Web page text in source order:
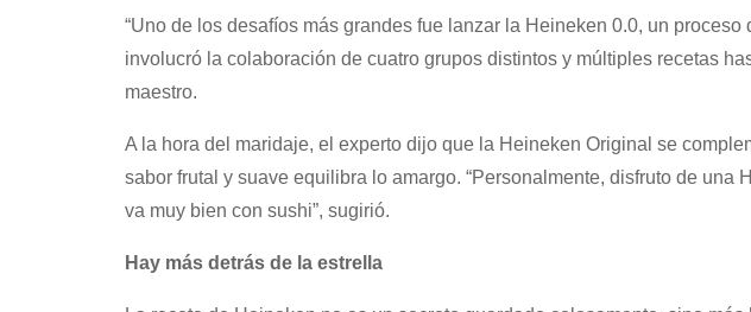
“Uno de los desafíos más grandes fue lanzar la Heineken 0.0, un
involucró la colaboración de cuatro grupos distintos y múltiples recetas
maestro.
A la hora del maridaje, el experto dijo que la Heineken Original se
sabor frutal y suave equilibra lo amargo. “Personalmente, disfruto de una
va muy bien con sushi”, sugirió.
Hay más detrás de la estrella